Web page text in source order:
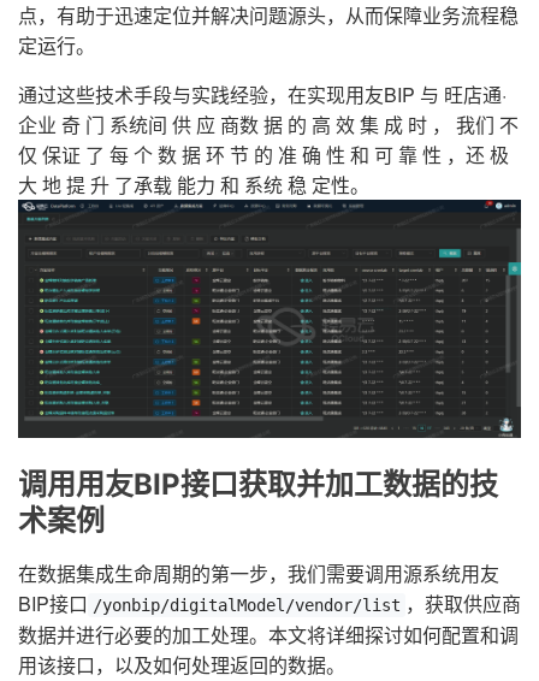
点，有助于迅速定位并解决问题源头，从而保障业务流程稳
定运行。
通过这些技术手段与实践经验，在实现用友BIP 与 旺店通·
企业 奇 门 系统间 供 应 商数 据 的 高 效 集 成 时 ， 我们 不
仅 保证 了 每 个 数 据 环 节 的 准 确 性 和 可 靠 性 ，还 极
大 地 提 升 了承载 能力 和 系统 稳 定性。
调用用友BIP接口获取并加工数据的技
术案例
在数据集成生命周期的第一步，我们需要调用源系统用友
BIP接口 /yonbip/digitalModel/vendor/list ，获取供应商
数据并进行必要的加工处理。本文将详细探讨如何配置和调
用该接口，以及如何处理返回的数据。